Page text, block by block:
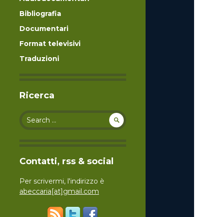
Bibliografia
Documentari
Format televisivi
Traduzioni
Ricerca
Search for:
Contatti, rss & social
Per scrivermi, l'indirizzo è
abeccaria[at]gmail.com